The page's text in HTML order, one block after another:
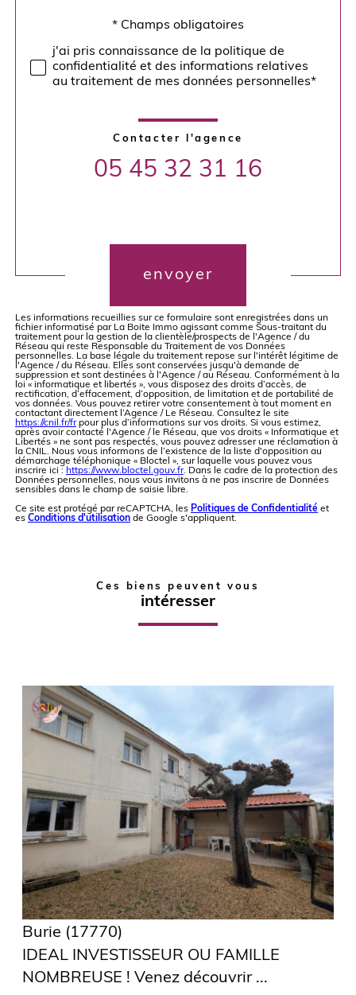
Validation* Champs obligatoires
j'ai pris connaissance de la politique de
confidentialité et des informations relatives
au traitement de mes données personnelles*
Contacter l'agence
05 45 32 31 16
envoyer
Les informations recueillies sur ce formulaire sont enregistrées dans un
fichier informatisé par La Boite Immo agissant comme Sous-traitant du
traitement pour la gestion de la clientèle/prospects de l'Agence / du
Réseau qui reste Responsable du Traitement de vos Données
personnelles. La base légale du traitement repose sur l'intérêt légitime de
l'Agence / du Réseau. Elles sont conservées jusqu'à demande de
suppression et sont destinées à l'Agence / au Réseau. Conformément à la
loi « informatique et libertés », vous disposez des droits d’accès, de
rectification, d’effacement, d’opposition, de limitation et de portabilité de
vos données. Vous pouvez retirer votre consentement à tout moment en
contactant directement l’Agence / Le Réseau. Consultez le site
https://cnil.fr/frpour plus d’informations sur vos droits. Si vous estimez,
après avoir contacté l'Agence / le Réseau, que vos droits « Informatique et
Libertés » ne sont pas respectés, vous pouvez adresser une réclamation à
la CNIL. Nous vous informons de l’existence de la liste d'opposition au
démarchage téléphonique « Bloctel », sur laquelle vous pouvez vous
inscrire ici : https://www.bloctel.gouv.fr. Dans le cadre de la protection des
Données personnelles, nous vous invitons à ne pas inscrire de Données
sensibles dans le champ de saisie libre.
Ce site est protégé par reCAPTCHA, les Politiques de Confidentialité et
es Conditions d'utilisation de Google s'appliquent.
Ces biens peuvent vous
intéresser
voir le
bien
Burie (17770)
IDEAL INVESTISSEUR OU FAMILLE
NOMBREUSE ! Venez découvrir ...